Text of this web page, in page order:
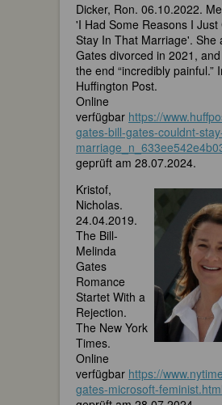
Dicker, Ron. 06.10.2022.
'I Had Some Reasons I Just
Stay In That Marriage'. She
Gates divorced in 2021,
the end “incredibly painful.”
Huffington Post.
Online
verfügbar https://
gates-bill-gates-couldnt-
geprüft am 28.07.2024.
Kristof,
Nicholas.
24.04.2019.
The Bill-
Melinda
Gates
Romance
Startet With a
Rejection.
The New York
Times.
Online
verfügbar https://
gates-microsoft-feminist.html